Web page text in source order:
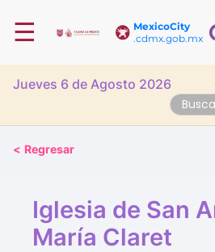
MexicoCity
.cdmx.gob.mx
☰
Jueves 6 de Agosto 2026
< Regresar
Iglesia de San
María Claret